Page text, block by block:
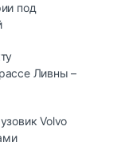
под
Ливны –
Volvo